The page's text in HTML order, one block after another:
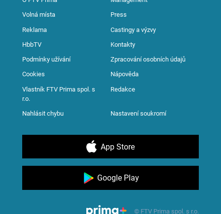
Volná místa Press
Reklama Castingy a výzvy
HbbTV Kontakty
Podmínky užívání Zpracování osobních údajů
Cookies Nápověda
Vlastník FTV Prima spol. s
r.o.
Redakce
Nahlásit chybu Nastavení soukromí
App Store
Google Play
© FTV Prima spol. s r.o.